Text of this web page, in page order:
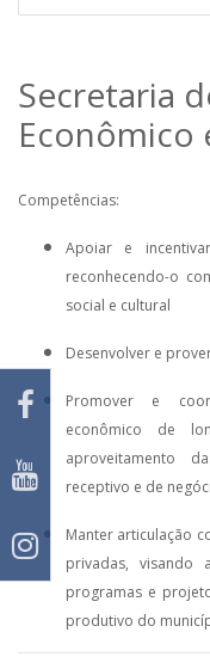
Secretaria
Econômico
Competências:
Apoiar e
reconhecendo-o
social e cultural
Desenvolver e
Promover e
econômico de
aproveitamento
receptivo e de
Manter articulação
privadas, visando
programas e
produtivo do